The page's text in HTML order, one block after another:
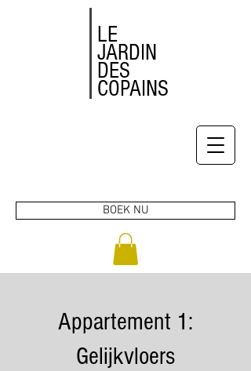
BOEK NU
LE
JARDIN
DES
COPAINS
Appartement 1:
Gelijkvloers